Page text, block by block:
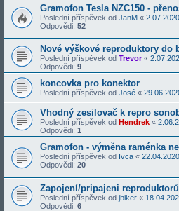
Gramofon Tesla NZC150 -
Poslední příspěvek od JanM «
Odpovědi: 52
Nové výškové reproduktory do
Poslední příspěvek od Trevor«
Odpovědi: 9
koncovka pro konektor
Poslední příspěvek od José «
Vhodný zesilovač k repro
Poslední příspěvek od Hendrek «
Odpovědi: 1
Gramofon - výměna raménka
Poslední příspěvek od Ivca «
Odpovědi: 20
Zapojení/pripajeni reproduktorů
Poslední příspěvek od jbiker «
Odpovědi: 6